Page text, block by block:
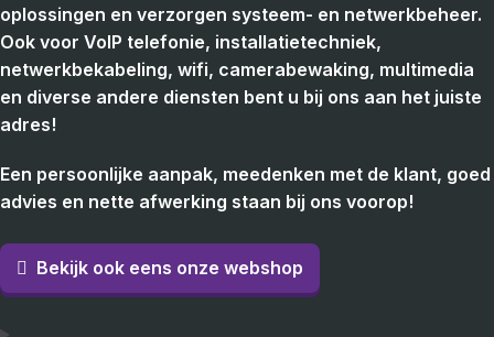
oplossingen en verzorgen systeem- en netwerkbeheer.
Ook voor VoIP telefonie, installatietechniek,
netwerkbekabeling, wifi, camerabewaking, multimedia
en diverse andere diensten bent u bij ons aan het juiste
adres!
Een persoonlijke aanpak, meedenken met de klant, goed
advies en nette afwerking staan bij ons voorop!
Bekijk ook eens onze webshop